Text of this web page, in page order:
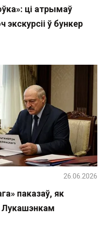
ці атрымаў
ў бункер
паказаў, як
Лукашэнкам
26.06.2026